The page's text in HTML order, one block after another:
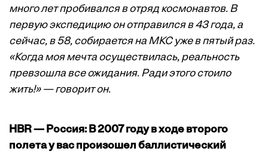
много лет пробивался в отряд космонавтов. В
первую экспедицию он отправился в 43 года, а
сейчас, в 58, собирается на МКС уже в пятый раз.
«Когда моя мечта осуществилась, реальность
превзошла все ожидания. Ради этого стоило
жить!» — говорит он.
HBR — Россия: В 2007 году в ходе второго
полета у вас произошел баллистический